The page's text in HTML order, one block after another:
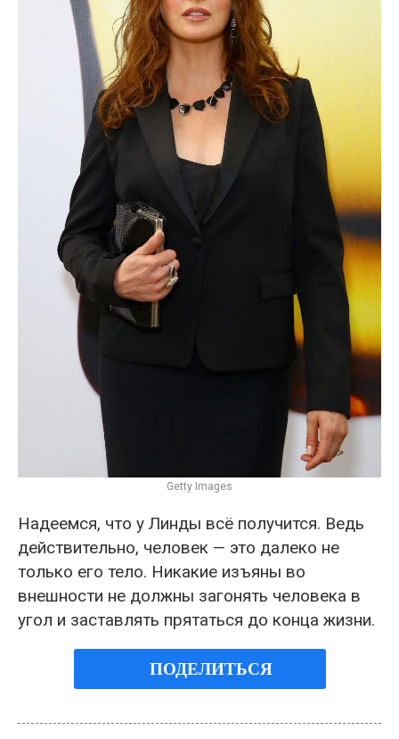
Getty Images
Надеемся, что у Линды всё получится. Ведь
действительно, человек — это далеко не
только его тело. Никакие изъяны во
внешности не должны загонять человека в
угол и заставлять прятаться до конца жизни.
ПОДЕЛИТЬСЯ